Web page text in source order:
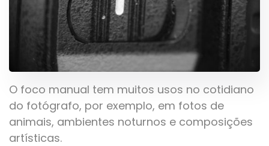
O foco manual tem muitos usos no cotidiano
do fotógrafo, por exemplo, em fotos de
animais, ambientes noturnos e composições
artísticas.